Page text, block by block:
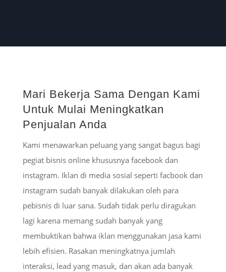
Mari Bekerja Sama Dengan Kami
Untuk Mulai Meningkatkan
Penjualan Anda
Kami menawarkan peluang yang sangat bagus bagi
pegiat bisnis online khususnya facebook dan
instagram. Iklan di media sosial seperti facbook dan
instagram sudah banyak dilakukan oleh para
pebisnis di luar sana. Sudah tidak perlu diragukan
lagi karena memang sudah banyak yang
membuktikan bahwa iklan menggunakan jasa kami
lebih efisien. Rasakan meningkatnya jumlah
interaksi, lead yang masuk, dan akan ada banyak